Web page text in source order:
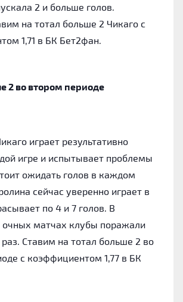
2 и больше голов.
на тотал больше 2 Чикаго с
1,71 в БК Бет2фан.
2 во втором периоде
играет результативно
игре и испытывает проблемы
ожидать голов в каждом
сейчас уверенно играет в
по 4 и 7 голов. В
очных матчах клубы поражали
раз. Ставим на тотал больше 2 во
с коэффициентом 1,77 в БК